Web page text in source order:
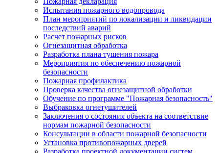
Испытания пожарного водопровода
План мероприятий по локализации и ликвидации
последствий аварий
Расчет пожарных рисков
Огнезащитная обработка
Разработка плана тушения пожара
Мероприятия по обеспечению пожарной
безопасности
Пожарная профилактика
Проверка качества огнезащитной обработки
Обучение по программе "Пожарная безопасность"
Выбраковка огнетушителей
Заключения о состояния объекта на соответствие
нормам пожарной безопасности
Консультации в области пожарной безопасности
Установка противопожарных дверей